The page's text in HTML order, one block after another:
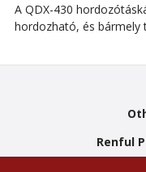
A QDX-430
hordozható, és bármely
Renful